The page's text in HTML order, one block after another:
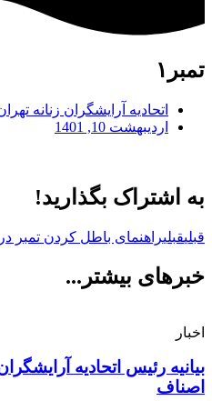
تمبر۱
اتحادیه آرایشگران زنانه
اردیبهشت 10, 1401
به اشتراک بگذارید!
قبلیقبلیراهنمای باطل کردن تمبر در
خبرهای بیشتر...
اخبار
بیانیه رئیس اتحادیه
اصناف